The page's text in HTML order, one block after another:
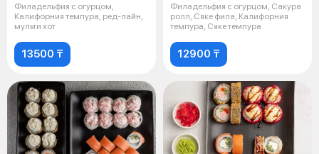
Филадельфия с огурцом,
Калифорния темпура, ред-лайн,
мульти хот
13500 ₸
Филадельфия с огурцом, Сакура
ролл, Сяке фила, Калифорния
темпура, Сяке темпура
12900 ₸